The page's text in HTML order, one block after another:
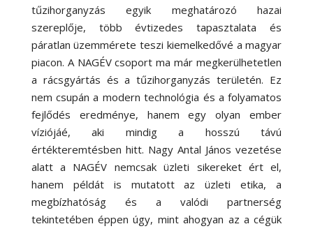
tűzihorganyzás egyik meghatározó hazai
szereplője, több évtizedes tapasztalata és
páratlan üzemmérete teszi kiemelkedővé a magyar
piacon. A NAGÉV csoport ma már megkerülhetetlen
a rácsgyártás és a tűzihorganyzás területén. Ez
nem csupán a modern technológia és a folyamatos
fejlődés eredménye, hanem egy olyan ember
víziójáé, aki mindig a hosszú távú
értékteremtésben hitt. Nagy Antal János vezetése
alatt a NAGÉV nemcsak üzleti sikereket ért el,
hanem példát is mutatott az üzleti etika, a
megbízhatóság és a valódi partnerség
tekintetében éppen úgy, mint ahogyan az a cégük